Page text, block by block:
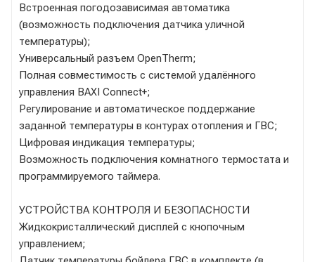
Встроенная погодозависимая автоматика
(возможность подключения датчика уличной
температуры);
Универсальный разъем OpenTherm;
Полная совместимость с системой удалённого
управления BAXI Connect+;
Регулирование и автоматическое поддержание
заданной температуры в контурах отопления и ГВС;
Цифровая индикация температуры;
Возможность подключения комнатного термостата и
программируемого таймера.
УСТРОЙСТВА КОНТРОЛЯ И БЕЗОПАСНОСТИ
Жидкокристаллический дисплей с кнопочным
управлением;